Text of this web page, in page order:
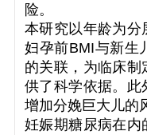
险。
本研究以年龄为分
妇孕前BMI与新生
的关联，为临床制
供了科学依据。此
增加分娩巨大儿的
妊娠期糖尿病在内